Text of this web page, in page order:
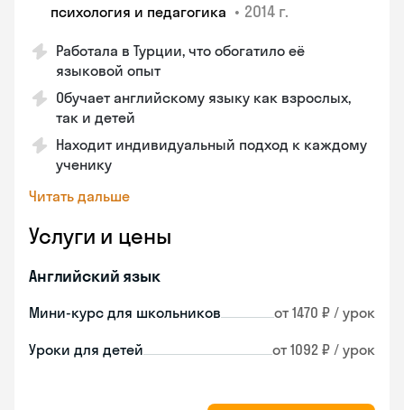
психология и педагогика • 2014 г.
Работала в Турции, что обогатило её
языковой опыт
Обучает английскому языку как взрослых,
так и детей
Находит индивидуальный подход к каждому
ученику
Читать дальше
Услуги и цены
Английский язык
Мини-курс для школьников от 1470 ₽ / урок
Уроки для детей от 1092 ₽ / урок